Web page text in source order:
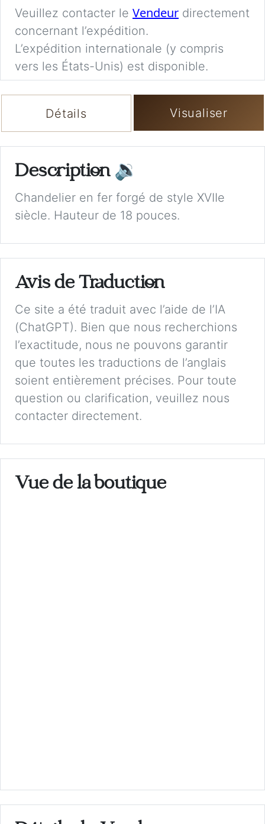
Veuillez contacter le Vendeur directement
concernant l’expédition.
L’expédition internationale (y compris
vers les États-Unis) est disponible.
Détails Visualiser
Description 🔉
Chandelier en fer forgé de style XVIIe
siècle. Hauteur de 18 pouces.
Avis de Traduction
Ce site a été traduit avec l’aide de l’IA
(ChatGPT). Bien que nous recherchions
l’exactitude, nous ne pouvons garantir
que toutes les traductions de l’anglais
soient entièrement précises. Pour toute
question ou clarification, veuillez nous
contacter directement.
Vue de la boutique